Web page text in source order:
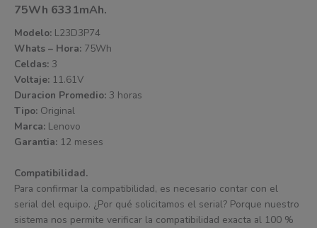
75Wh 6331mAh.
Modelo: L23D3P74
Whats – Hora: 75Wh
Celdas: 3
Voltaje: 11.61V
Duracion Promedio: 3 horas
Tipo: Original
Marca: Lenovo
Garantia: 12 meses
Compatibilidad.
Para confirmar la compatibilidad, es necesario contar con el
serial del equipo. ¿Por qué solicitamos el serial? Porque nuestro
sistema nos permite verificar la compatibilidad exacta al 100 %